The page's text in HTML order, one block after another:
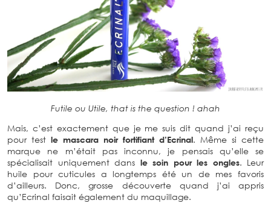
Futile ou Utile, that is the question ! ahah
Mais, c’est exactement que je me suis dit quand j’ai reçu
pour test le mascara noir fortifiant d’Ecrinal. Même si cette
marque ne m’était pas inconnu, je pensais qu’elle se
spécialisait uniquement dans le soin pour les ongles. Leur
huile pour cuticules a longtemps été un de mes favoris
d’ailleurs. Donc, grosse découverte quand j’ai appris
qu’Ecrinal faisait également du maquillage.